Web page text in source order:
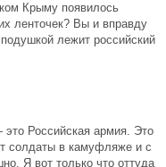
Крыму появилось
ленточек? Вы и вправду
лежит российский
Российская армия. Это
солдаты в камуфляже и с
Я вот только что оттуда